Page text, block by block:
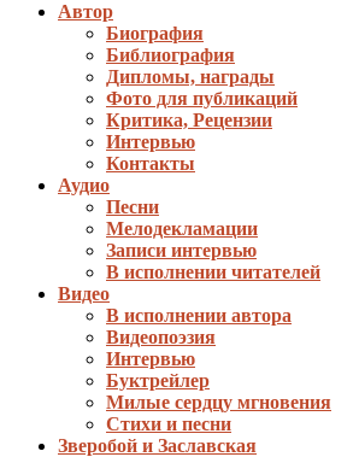
Автор
Биография
Библиография
Дипломы, награды
Фото для публикаций
Критика, Рецензии
Интервью
Контакты
Аудио
Песни
Мелодекламации
Записи интервью
В исполнении читателей
Видео
В исполнении автора
Видеопоэзия
Интервью
Буктрейлер
Милые сердцу мгновения
Стихи и песни
Зверобой и Заславская